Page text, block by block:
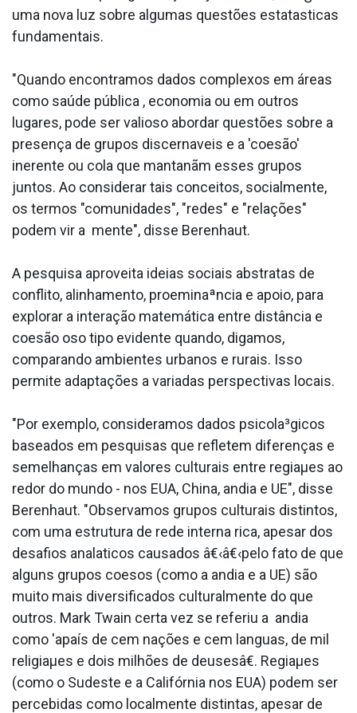
uma nova luz sobre algumas questões estata­sticas
fundamentais.
"Quando encontramos dados complexos em áreas
como saúde pública , economia ou em outros
lugares, pode ser valioso abordar questões sobre a
presença de grupos discerna­veis e a 'coesão'
inerente ou cola que mantanãm esses grupos
juntos. Ao considerar tais conceitos, socialmente,
os termos "comunidades", "redes" e "relações"
podem vir a mente", disse Berenhaut.
A pesquisa aproveita ideias sociais abstratas de
conflito, alinhamento, proeminaªncia e apoio, para
explorar a interação matemática entre distância e
coesão oso tipo evidente quando, digamos,
comparando ambientes urbanos e rurais. Isso
permite adaptações a variadas perspectivas locais.
"Por exemplo, consideramos dados psicola³gicos
baseados em pesquisas que refletem diferenças e
semelhanças em valores culturais entre regiaµes ao
redor do mundo - nos EUA, China, andia e UE", disse
Berenhaut. "Observamos grupos culturais distintos,
com uma estrutura de rede interna rica, apesar dos
desafios anala­ticos causados â€‹â€‹pelo fato de que
alguns grupos coesos (como a andia e a UE) são
muito mais diversificados culturalmente do que
outros. Mark Twain certa vez se referiu a andia
como 'apaís de cem nações e cem la­nguas, de mil
religiaµes e dois milhões de deusesâ€. Regiaµes
(como o Sudeste e a Califórnia nos EUA) podem ser
percebidas como localmente distintas, apesar de